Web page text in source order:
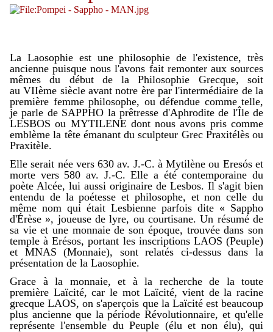
La Laosophie est une philosophie de l'existence, très
ancienne puisque nous l'avons fait remonter aux sources
mêmes du début de la Philosophie Grecque, soit
auVIIème siècle avant notre ère par l'intermédiaire de la
première femme philosophe, ou défendue comme telle,
je parle de SAPPHO la prêtresse d'Aphrodite de l'Île de
LESBOS ou MYTILENE dont nous avons pris comme
emblème la tête émanant du sculpteur Grec Praxitélès ou
Praxitèle.
Elle serait née vers 630 av. J.‑C. à Mytilène ou Eresós et
morte vers 580 av. J.‑C. Elle a été contemporaine du
poète Alcée, lui aussi originaire de Lesbos. Il s'agit bien
entendu de la poétesse et philosophe, et non celle du
même nom qui était Lesbienne parfois dite « Sappho
d'Érèse », joueuse de lyre, ou courtisane. Un résumé de
sa vie et une monnaie de son époque, trouvée dans son
temple à Erésos, portant les inscriptions LAOS (Peuple)
et MNAS (Monnaie), sont relatés ci-dessus dans la
présentation de la Laosophie.
Grace à la monnaie, et à la recherche de la toute
première Laïcité, car le mot Laïcité, vient de la racine
grecque LAOS, on s'aperçois que la Laïcité est beaucoup
plus ancienne que la période Révolutionnaire, et qu'elle
représente l'ensemble du Peuple (élu et non élu), qui